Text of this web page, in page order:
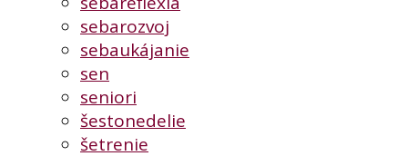
sebarozvoj
sebaukájanie
sen
seniori
šestonedelie
šetrenie